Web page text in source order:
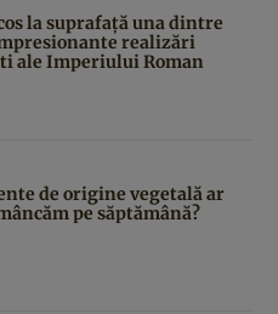
la suprafață una dintre
realizări
ale Imperiului Roman
de origine vegetală ar
pe săptămână?